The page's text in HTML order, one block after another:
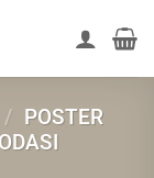
/ POSTER